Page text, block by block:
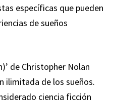
específicas que pueden
de sueños
de Christopher Nolan
ilimitada de los sueños.
ciencia ficción